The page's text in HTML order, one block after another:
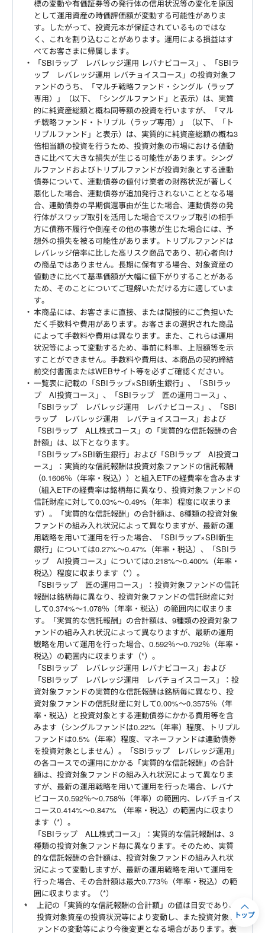
標の変動や有価証券等の発行体の信用状況等の変化を原因
として運用資産の時価評価額が変動する可能性がありま
す。したがって、投資元本が保証されているものではな
く、これを割り込むことがあります。運用による損益はす
べてお客さまに帰属します。
「SBIラップ レバレッジ運用 レバナビコース」、「SBIラ
ップ レバレッジ運用 レバチョイスコース」の投資対象フ
ァンドのうち、「マルチ戦略ファンド・シングル（ラップ
専用）」（以下、「シングルファンド」と表示）は、実質
的に純資産総額と概ね同等額の投資を行いますが、「マル
チ戦略ファンド・トリプル（ラップ専用）」（以下、「ト
リプルファンド」と表示）は、実質的に純資産総額の概ね3
倍相当額の投資を行うため、投資対象の市場における値動
きに比べて大きな損失が生じる可能性があります。シング
ルファンドおよびトリプルファンドが投資対象とする連動
債券について、連動債券の値付け業者の財務状況が著しく
悪化した場合、連動債券が追加発行されないこととなる場
合、連動債券の早期償還事由が生じた場合、連動債券の発
行体がスワップ取引を活用した場合でスワップ取引の相手
方に債務不履行や倒産その他の事態が生じた場合には、予
想外の損失を被る可能性があります。トリプルファンドは
レバレッジ倍率に比した高リスク商品であり、初心者向け
の商品ではありません。長期に保有する場合、対象資産の
値動きに比べて基準価額が大幅に値下がりすることがある
ため、そのことについてご理解いただける方に適していま
す。
本商品には、お客さまに直接、または間接的にご負担いた
だく手数料や費用があります。お客さまの選択された商品
によって手数料や費用は異なります。また、これらは運用
状況等によって変動するため、事前に料率、上限額等を示
すことができません。手数料や費用は、本商品の契約締結
前交付書面またはWEBサイト等を必ずご確認ください。
一覧表に記載の「SBIラップ×SBI新生銀行」、「SBIラッ
プ AI投資コース」、「SBIラップ 匠の運用コース」、
「SBIラップ レバレッジ運用 レバナビコース」、「SBI
ラップ レバレッジ運用 レバチョイスコース」および
「SBIラップ ALL株式コース」の「実質的な信託報酬の合
計額」は、以下となります。
「SBIラップ×SBI新生銀行」および「SBIラップ AI投資コ
ース」：実質的な信託報酬は投資対象ファンドの信託報酬
（0.1606％（年率・税込））と組入ETFの経費率を含みます
（組入ETFの経費率は銘柄毎に異なり、投資対象ファンドの
信託財産に対して0.03%～0.49%（年率）程度に収まりま
す）。「実質的な信託報酬」の合計額は、8種類の投資対象
ファンドの組み入れ状況によって異なりますが、最新の運
用戦略を用いて運用を行った場合、「SBIラップ×SBI新生
銀行」については0.27%～0.47%（年率・税込）、「SBIラ
ップ AI投資コース」については0.218%～0.400%（年率・
税込）程度に収まります（*）。
「SBIラップ 匠の運用コース」：投資対象ファンドの信託
報酬は銘柄毎に異なり、投資対象ファンドの信託財産に対
して0.374%～1.078％（年率・税込）の範囲内に収まりま
す。「実質的な信託報酬」の合計額は、9種類の投資対象フ
ァンドの組み入れ状況によって異なりますが、最新の運用
戦略を用いて運用を行った場合、0.592％～0.792％（年率・
税込）の範囲内に収まります（*）。
「SBIラップ レバレッジ運用 レバナビコース」および
「SBIラップ レバレッジ運用 レバチョイスコース」：投
資対象ファンドの実質的な信託報酬は銘柄毎に異なり、投
資対象ファンドの信託財産に対して0.00%～0.3575％（年
率・税込）と投資対象とする連動債券にかかる費用等を含
みます（シングルファンドは0.22%（年率）程度、トリプル
ファンドは0.5%（年率）程度、マネーファンドは連動債券
を投資対象としません）。「SBIラップ レバレッジ運用」
の各コースでの運用にかかる「実質的な信託報酬」の合計
額は、投資対象ファンドの組み入れ状況によって異なりま
すが、最新の運用戦略を用いて運用を行った場合、レバナ
ビコース0.592％～0.758％（年率）の範囲内、レバチョイス
コース0.414%～0.847% （年率・税込）の範囲内に収まり
ます（*）。
「SBIラップ ALL株式コース」：実質的な信託報酬は、3
種類の投資対象ファンド毎に異なります。そのため、実質
的な信託報酬の合計額は、投資対象ファンドの組み入れ状
況によって変動しますが、最新の運用戦略を用いて運用を
行った場合、その合計額は最大0.773％（年率・税込）の範
囲に収まります。（*）
上記の「実質的な信託報酬の合計額」の値は目安であり、
投資対象資産の投資状況等により変動し、また投資対象フ
ァンドの変動等により今後変更となる場合があります。表
トップ